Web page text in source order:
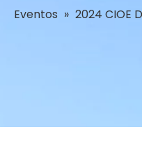
Eventos » 2024 CIOE